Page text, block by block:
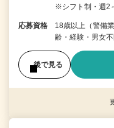
※シフト制・週2
応募資格
18歳以上（警備
齢・経験・男女
後で見る